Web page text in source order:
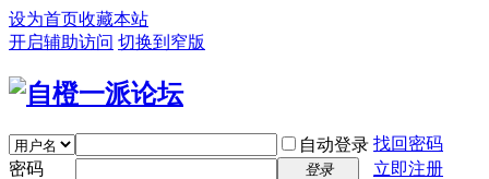
设为首页收藏本站
开启辅助访问 切换到窄版
自动登录 找回密码
密码
登录
立即注册